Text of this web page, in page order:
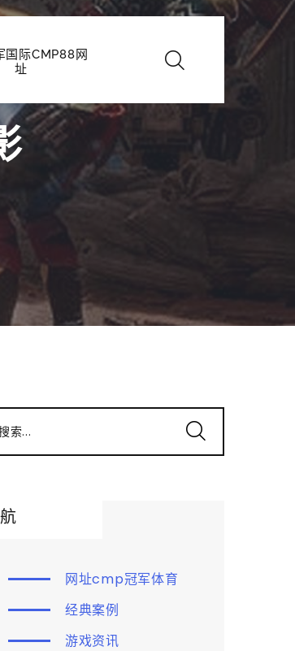
国际CMP88网
址
索...
网址cmp冠军体育
经典案例
游戏资讯